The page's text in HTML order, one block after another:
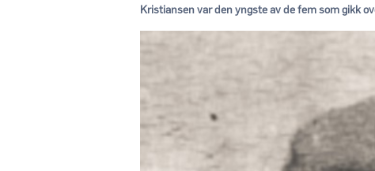
Kristiansen var den yngste av de fem som gikk